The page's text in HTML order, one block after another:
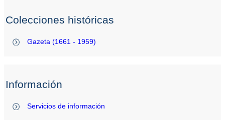
Colecciones históricas
Gazeta (1661 - 1959)
Información
Servicios de información